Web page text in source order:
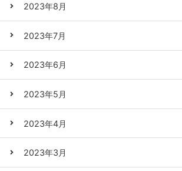
2023年8月
2023年7月
2023年6月
2023年5月
2023年4月
2023年3月